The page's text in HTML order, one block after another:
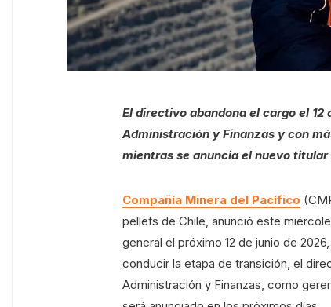
El directivo abandona el cargo el
Administración y Finanzas y con
mientras se anuncia el nuevo
Compañía Minera del Pacífico
pellets de Chile, anunció este
general el próximo 12 de junio de
conducir la etapa de transición, el
Administración y Finanzas, como